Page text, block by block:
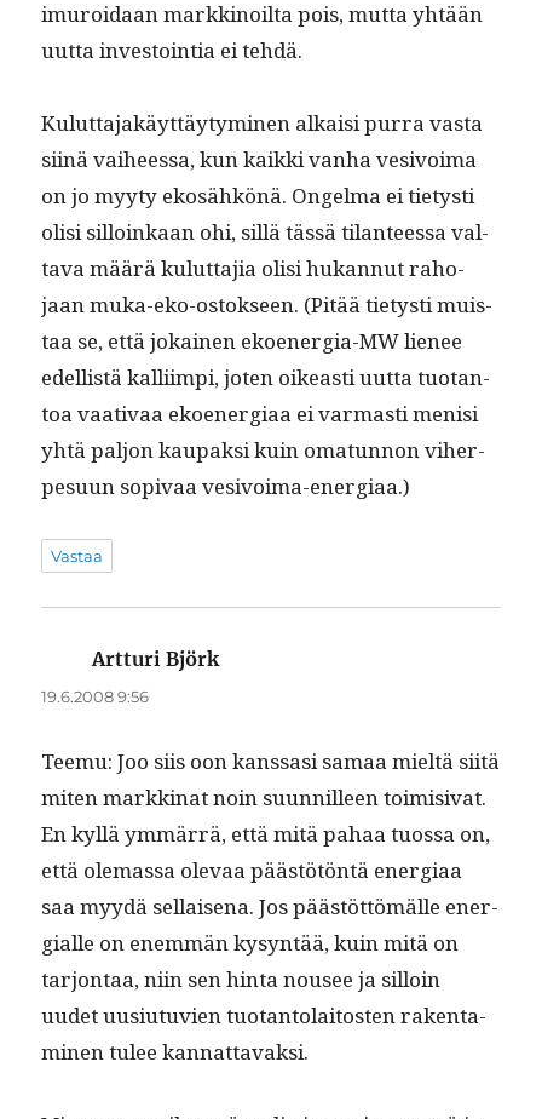
imuroidaan markki­noil­ta pois, mut­ta yhtään
uut­ta investoin­tia ei tehdä.
Kulut­ta­jakäyt­täy­tymi­nen alka­isi purra vas­ta
siinä vai­heessa, kun kaik­ki van­ha vesivoima
on jo myy­ty ekosähkönä. Ongel­ma ei tietysti
olisi sil­loinkaan ohi, sil­lä tässä tilanteessa val­
ta­va määrä kulut­ta­jia olisi hukan­nut raho­
jaan muka-eko-ostok­seen. (Pitää tietysti muis­
taa se, että jokainen ekoen­er­gia-MW lie­nee
edel­listä kalli­impi, joten oikeasti uut­ta tuotan­
toa vaa­ti­vaa ekoen­er­giaa ei var­masti menisi
yhtä paljon kau­pak­si kuin omatun­non viher­
pe­su­un sopi­vaa vesivoima-energiaa.)
Vastaa
Artturi Björksanoo:
19.6.2008 9:56
Teemu: Joo siis oon kanssasi samaa mieltä siitä
miten markki­nat noin suun­nilleen toimi­si­vat.
En kyl­lä ymmär­rä, että mitä pahaa tuos­sa on,
että ole­mas­sa ole­vaa päästötön­tä ener­giaa
saa myy­dä sel­l­aise­na. Jos päästöt­tömälle ener­
gialle on enem­män kysyn­tää, kuin mitä on
tar­jon­taa, niin sen hin­ta nousee ja sil­loin
uudet uusi­u­tu­vien tuotan­to­laitosten rak­en­t­a­
mi­nen tulee kannattavaksi.